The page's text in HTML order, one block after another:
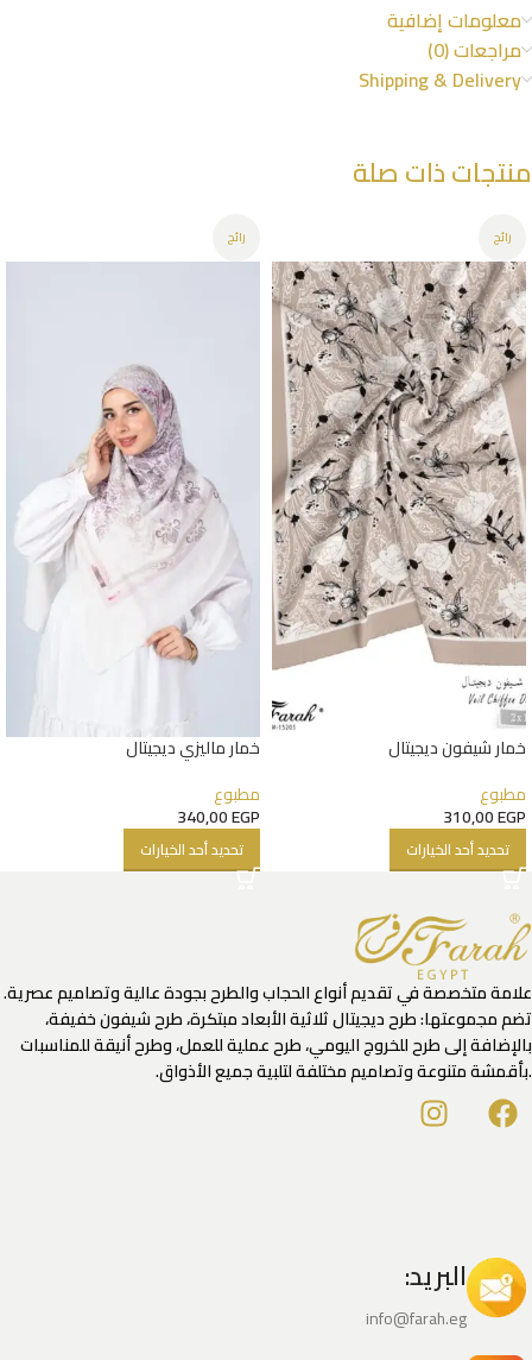
معلومات إضافية
مراجعات (0)
Shipping & Delivery
منتجات ذات صلة
رائج
خمار شيفون ديجيتال
مطبوع
310,00EGP
تحديد أحد الخيارات
رائج
خمار ماليزي ديجيتال
مطبوع
340,00EGP
تحديد أحد الخيارات
علامة متخصصة في تقديم أنواع الحجاب والطرح بجودة عالية وتصاميم عصرية.
تضم مجموعتها: طرح ديجيتال ثلاثية الأبعاد مبتكرة، طرح شيفون خفيفة،
بالإضافة إلى طرح للخروج اليومي، طرح عملية للعمل، وطرح أنيقة للمناسبات
.بأقمشة متنوعة وتصاميم مختلفة لتلبية جميع الأذواق.
البريد:
info@farah.eg